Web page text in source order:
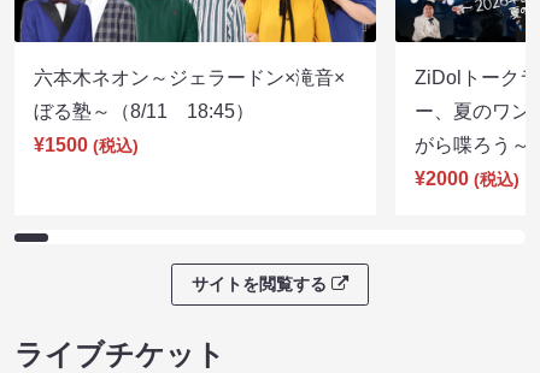
六本木ネオン～ジェラードン×滝音×
ぼる塾～（8/11 18:45）
¥1500 (税込)
ZiDolトーク
ー、夏のワン
がら喋ろう
¥2000 (税込)
サイトを閲覧する
ライブチケット